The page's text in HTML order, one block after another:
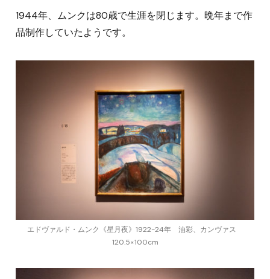
1944年、ムンクは80歳で生涯を閉じます。晩年まで作
品制作していたようです。
エドヴァルド・ムンク《星月夜》1922-24年 油彩、カンヴァス
120.5×100cm